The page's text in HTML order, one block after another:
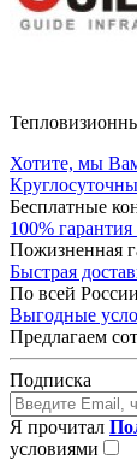
Хотите, мы
Бесплатные
100%
Пожизненная
Быстрая
По всей
Выгодные
Предлагаем
Подписка
Я прочитал
условиями